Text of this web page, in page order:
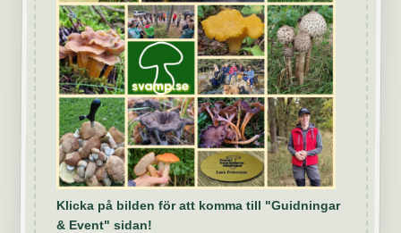
Klicka på bilden för att komma till "Guidningar
& Event" sidan!